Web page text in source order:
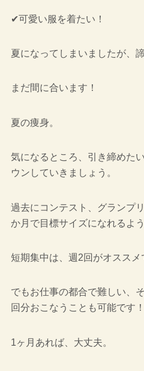
✔可愛い服を着たい！
夏になってしまいましたが、
まだ間に合います！
夏の痩身。
気になるところ、引き締めた
ウンしていきましょう。
過去にコンテスト、グランプ
か月で目標サイズになれるよ
短期集中は、週2回がオススメ
でもお仕事の都合で難しい、
回分おこなうことも可能です！
1ヶ月あれば、大丈夫。